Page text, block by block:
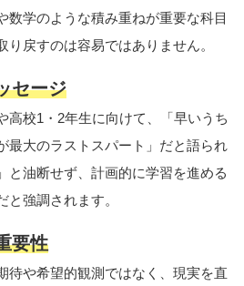
数学のような積み重ねが重要な科目
戻すのは容易ではありません。
セージ
高校1・2年生に向けて、「早いうち
最大のラストスパート」だと語られ
と油断せず、計画的に学習を進める
と強調されます。
要性
待や希望的観測ではなく、現実を直